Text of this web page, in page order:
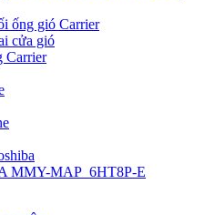
ống gió Carrier
cửa gió
Carrier
MMY-MAP_6HT8P-E